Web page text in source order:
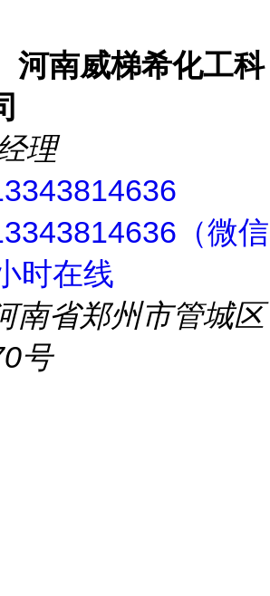
河南威梯希化工科
理
（微信
时在线
南省郑州市管城区
号